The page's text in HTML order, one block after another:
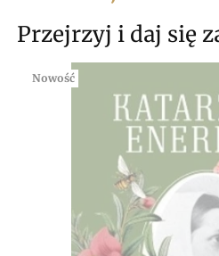
Przejrzyj i daj się
Nowość